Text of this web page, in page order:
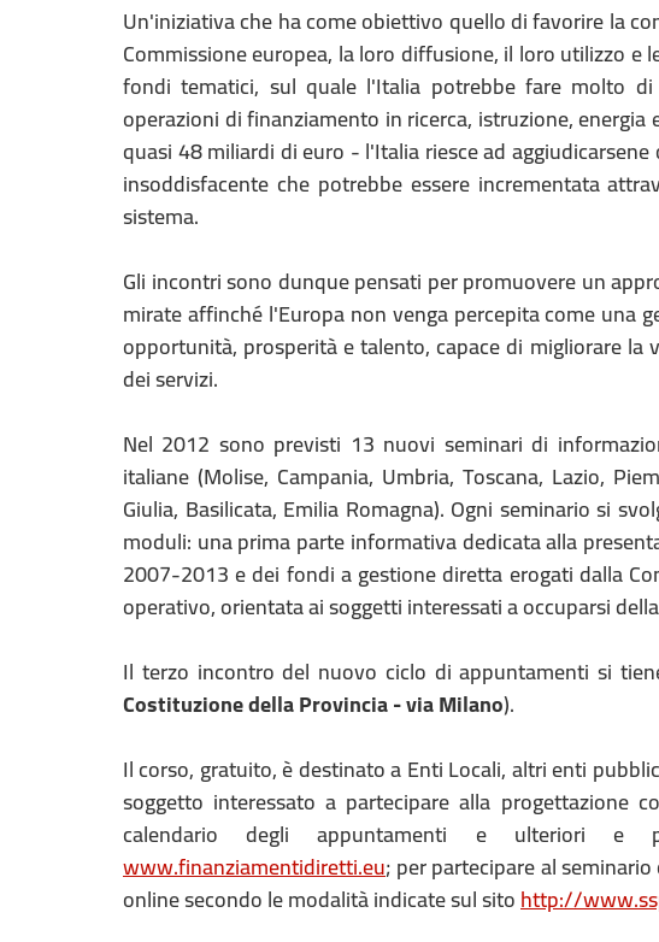
Un'iniziativa che ha come obiettivo quello di favorire la
Commissione europea, la loro diffusione, il loro utilizzo e
fondi tematici, sul quale l'Italia potrebbe fare molto
operazioni di finanziamento in ricerca, istruzione,
quasi 48 miliardi di euro - l'Italia riesce ad
insoddisfacente che potrebbe essere incrementata
sistema.
Gli incontri sono dunque pensati per promuovere un
mirate affinché l'Europa non venga percepita come una
opportunità, prosperità e talento, capace di migliorare
dei servizi.
Nel 2012 sono previsti 13 nuovi seminari di
italiane (Molise, Campania, Umbria, Toscana, Lazio,
Giulia, Basilicata, Emilia Romagna). Ogni seminario si
moduli: una prima parte informativa dedicata alla
2007-2013 e dei fondi a gestione diretta erogati dalla
operativo, orientata ai soggetti interessati a occuparsi
Il terzo incontro del nuovo ciclo di appuntamenti si
Costituzione della Provincia - via Milano).
Il corso, gratuito, è destinato a Enti Locali, altri enti
soggetto interessato a partecipare alla progettazione
calendario degli appuntamenti e ulteriori e
www.finanziamentidiretti.eu; per partecipare al
online secondo le modalità indicate sul sitohttp://